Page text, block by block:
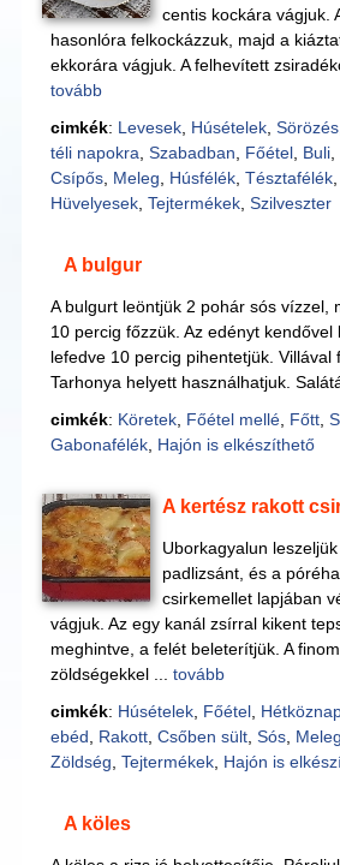
centis kockára vágjuk.
hasonlóra felkockázzuk, majd a
ekkorára vágjuk. A felhevített
tovább
cimkék: Levesek, Húsételek,
téli napokra Szabadban Főétel, Buli,
Csípős, Meleg Húsfélék, Tésztafélék,
Hüvelyesek, Tejtermékek, Szilveszter
A bulgur
A bulgurt leöntjük 2 pohár sós vízzel,
10 percig főzzük. Az edényt kendővel
lefedve 10 percig pihentetjük. Villával
Tarhonya helyett használhatjuk.
cimkék: Köretek, Főétel mellé, Főtt,
Gabonafélék, Hajón is elkészíthető
A kertész rakott
Uborkagyalun
padlizsánt, és a
csirkemellet lapjában
vágjuk. Az egy kanál zsírral kikent
meghintve, a felét beleterítjük. A
zöldségekkel ... tovább
cimkék: Húsételek, Főétel,
ebéd
Rakott, Csőben sült, Sós, Meleg
Zöldség Tejtermékek, Hajón is
A köles